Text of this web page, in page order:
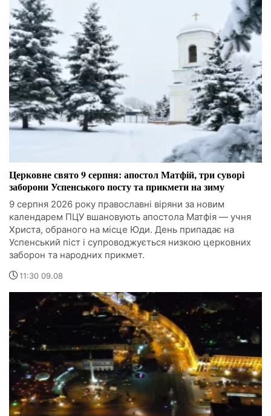
Церковне свято 9 серпня: апостол Матфій, три суворі
заборони Успенського посту та прикмети на зиму
9 серпня 2026 року православні віряни за новим
календарем ПЦУ вшановують апостола Матфія — учня
Христа, обраного на місце Юди. День припадає на
Успенський піст і супроводжується низкою церковних
заборон та народних прикмет.
11:30 09.08